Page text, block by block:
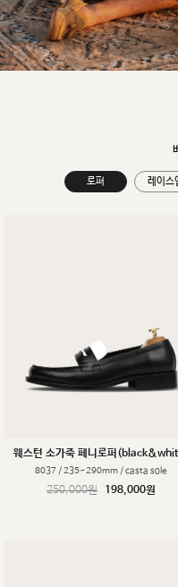
로퍼 레이스
웨스턴 소가죽 페니로퍼
8037 / 235~290mm / casta sole
250,000원 198,000원